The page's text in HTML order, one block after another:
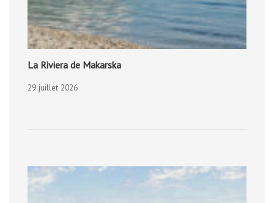
La Riviera de Makarska
29 juillet 2026